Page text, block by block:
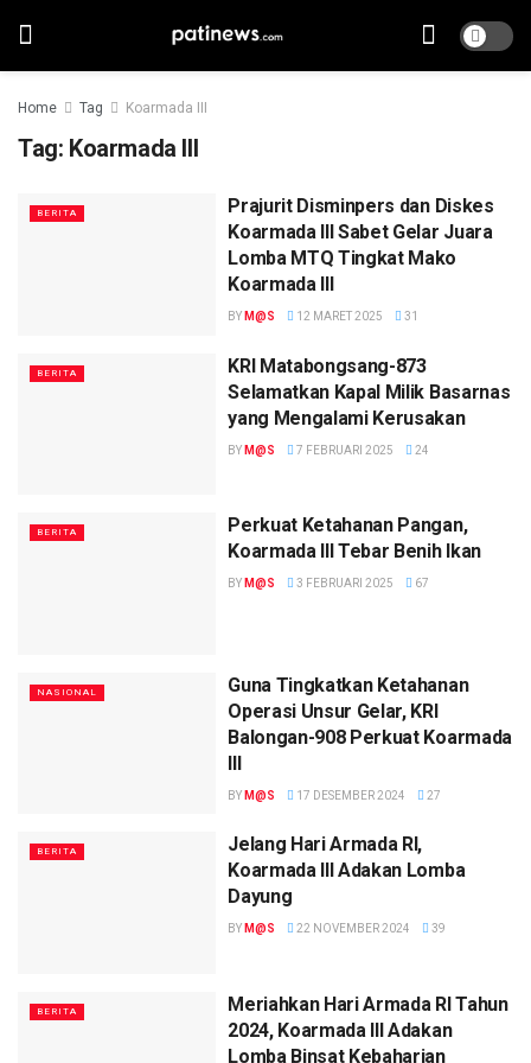
Home Tag Koarmada III
Tag: Koarmada III
BERITA
Prajurit Disminpers dan Diskes
Koarmada III Sabet Gelar Juara
Lomba MTQ Tingkat Mako
Koarmada III
BY M@S 12 MARET 2025 31
BERITA
KRI Matabongsang-873
Selamatkan Kapal Milik Basarnas
yang Mengalami Kerusakan
BY M@S 7 FEBRUARI 2025 24
BERITA
Perkuat Ketahanan Pangan,
Koarmada III Tebar Benih Ikan
BY M@S 3 FEBRUARI 2025 67
NASIONAL
Guna Tingkatkan Ketahanan
Operasi Unsur Gelar, KRI
Balongan-908 Perkuat Koarmada
III
BY M@S 17 DESEMBER 2024 27
BERITA
Jelang Hari Armada RI,
Koarmada III Adakan Lomba
Dayung
BY M@S 22 NOVEMBER 2024 39
BERITA
Meriahkan Hari Armada RI Tahun
2024, Koarmada III Adakan
Lomba Binsat Kebaharian